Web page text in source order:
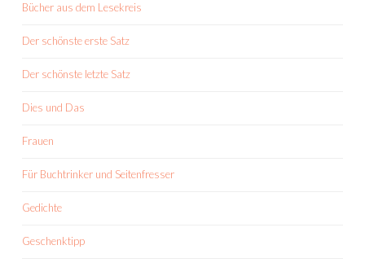
Bücher aus dem Lesekreis
Der schönste erste Satz
Der schönste letzte Satz
Dies und Das
Frauen
Für Buchtrinker und Seitenfresser
Gedichte
Geschenktipp